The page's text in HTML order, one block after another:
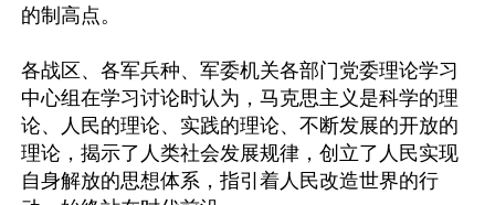
的制高点。
各战区、各军兵种、军委机关各部门党委理论学习
中心组在学习讨论时认为，马克思主义是科学的理
论、人民的理论、实践的理论、不断发展的开放的
理论，揭示了人类社会发展规律，创立了人民实现
自身解放的思想体系，指引着人民改造世界的行